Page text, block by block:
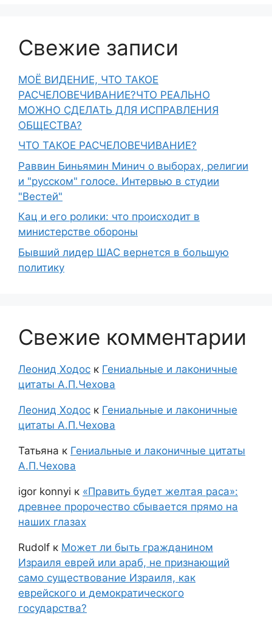
Свежие записи
МОЁ ВИДЕНИЕ, ЧТО ТАКОЕ
РАСЧЕЛОВЕЧИВАНИЕ?ЧТО РЕАЛЬНО
МОЖНО СДЕЛАТЬ ДЛЯ ИСПРАВЛЕНИЯ
ОБЩЕСТВА?
ЧТО ТАКОЕ РАСЧЕЛОВЕЧИВАНИЕ?
Раввин Биньямин Минич о выборах, религии
и "русском" голосе. Интервью в студии
"Вестей"
Кац и его ролики: что происходит в
министерстве обороны
Бывший лидер ШАС вернется в большую
политику
Свежие комментарии
Леонид Ходос к Гениальные и лаконичные
цитаты А.П.Чехова
Леонид Ходос к Гениальные и лаконичные
цитаты А.П.Чехова
Татьяна к Гениальные и лаконичные цитаты
А.П.Чехова
igor konnyi к «Править будет желтая раса»:
древнее пророчество сбывается прямо на
наших глазах
Rudolf к Может ли быть гражданином
Израиля еврей или араб, не признающий
само существование Израиля, как
еврейского и демократического
государства?